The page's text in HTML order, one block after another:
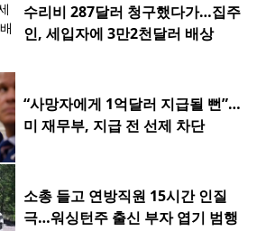
수리비 287달러 청구했다가…집주
인, 세입자에 3만2천달러 배상
“사망자에게 1억달러 지급될 뻔”…
미 재무부, 지급 전 선제 차단
소총 들고 연방직원 15시간 인질
극…워싱턴주 출신 부자 엽기 범행